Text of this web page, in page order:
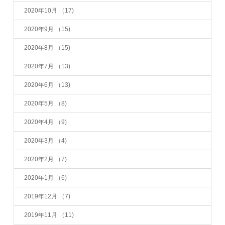
2020年10月 （17)
2020年9月 （15)
2020年8月 （15)
2020年7月 （13)
2020年6月 （13)
2020年5月 （8)
2020年4月 （9)
2020年3月 （4)
2020年2月 （7)
2020年1月 （6)
2019年12月 （7)
2019年11月 （11)